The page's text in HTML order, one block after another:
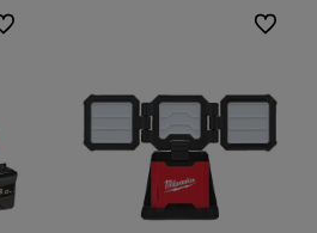
ulubionych Do